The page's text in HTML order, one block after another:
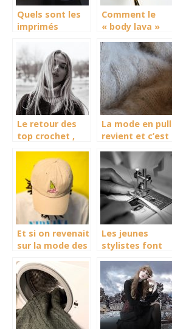
Quels sont les
imprimés
cet été ?
Comment le
« body lava »
révolutionné le
milieu du
maquillage ?
Le retour des
top crochet ,
qui revient en
force
La mode en pull
revient et c’est
Et si on revenait
sur la mode des
Les jeunes
stylistes font
leur surjeteuse